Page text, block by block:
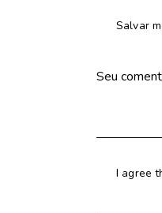
Salvar
I agree